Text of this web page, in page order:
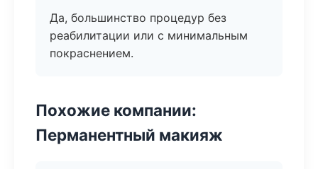
Да, большинство процедур без
реабилитации или с минимальным
покраснением.
Похожие компании:
Перманентный макияж